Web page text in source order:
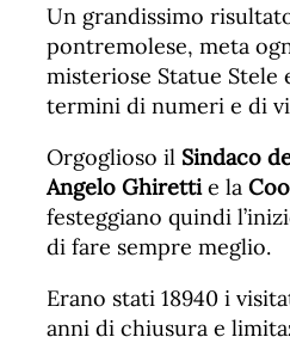
Un grandissimo
pontremolese, meta
misteriose Statue
termini di numeri e di
Orgoglioso il Sindaco
Angelo Ghirettie la
festeggiano quindi
di fare sempre meglio.
Erano stati 18940 i
anni di chiusura e